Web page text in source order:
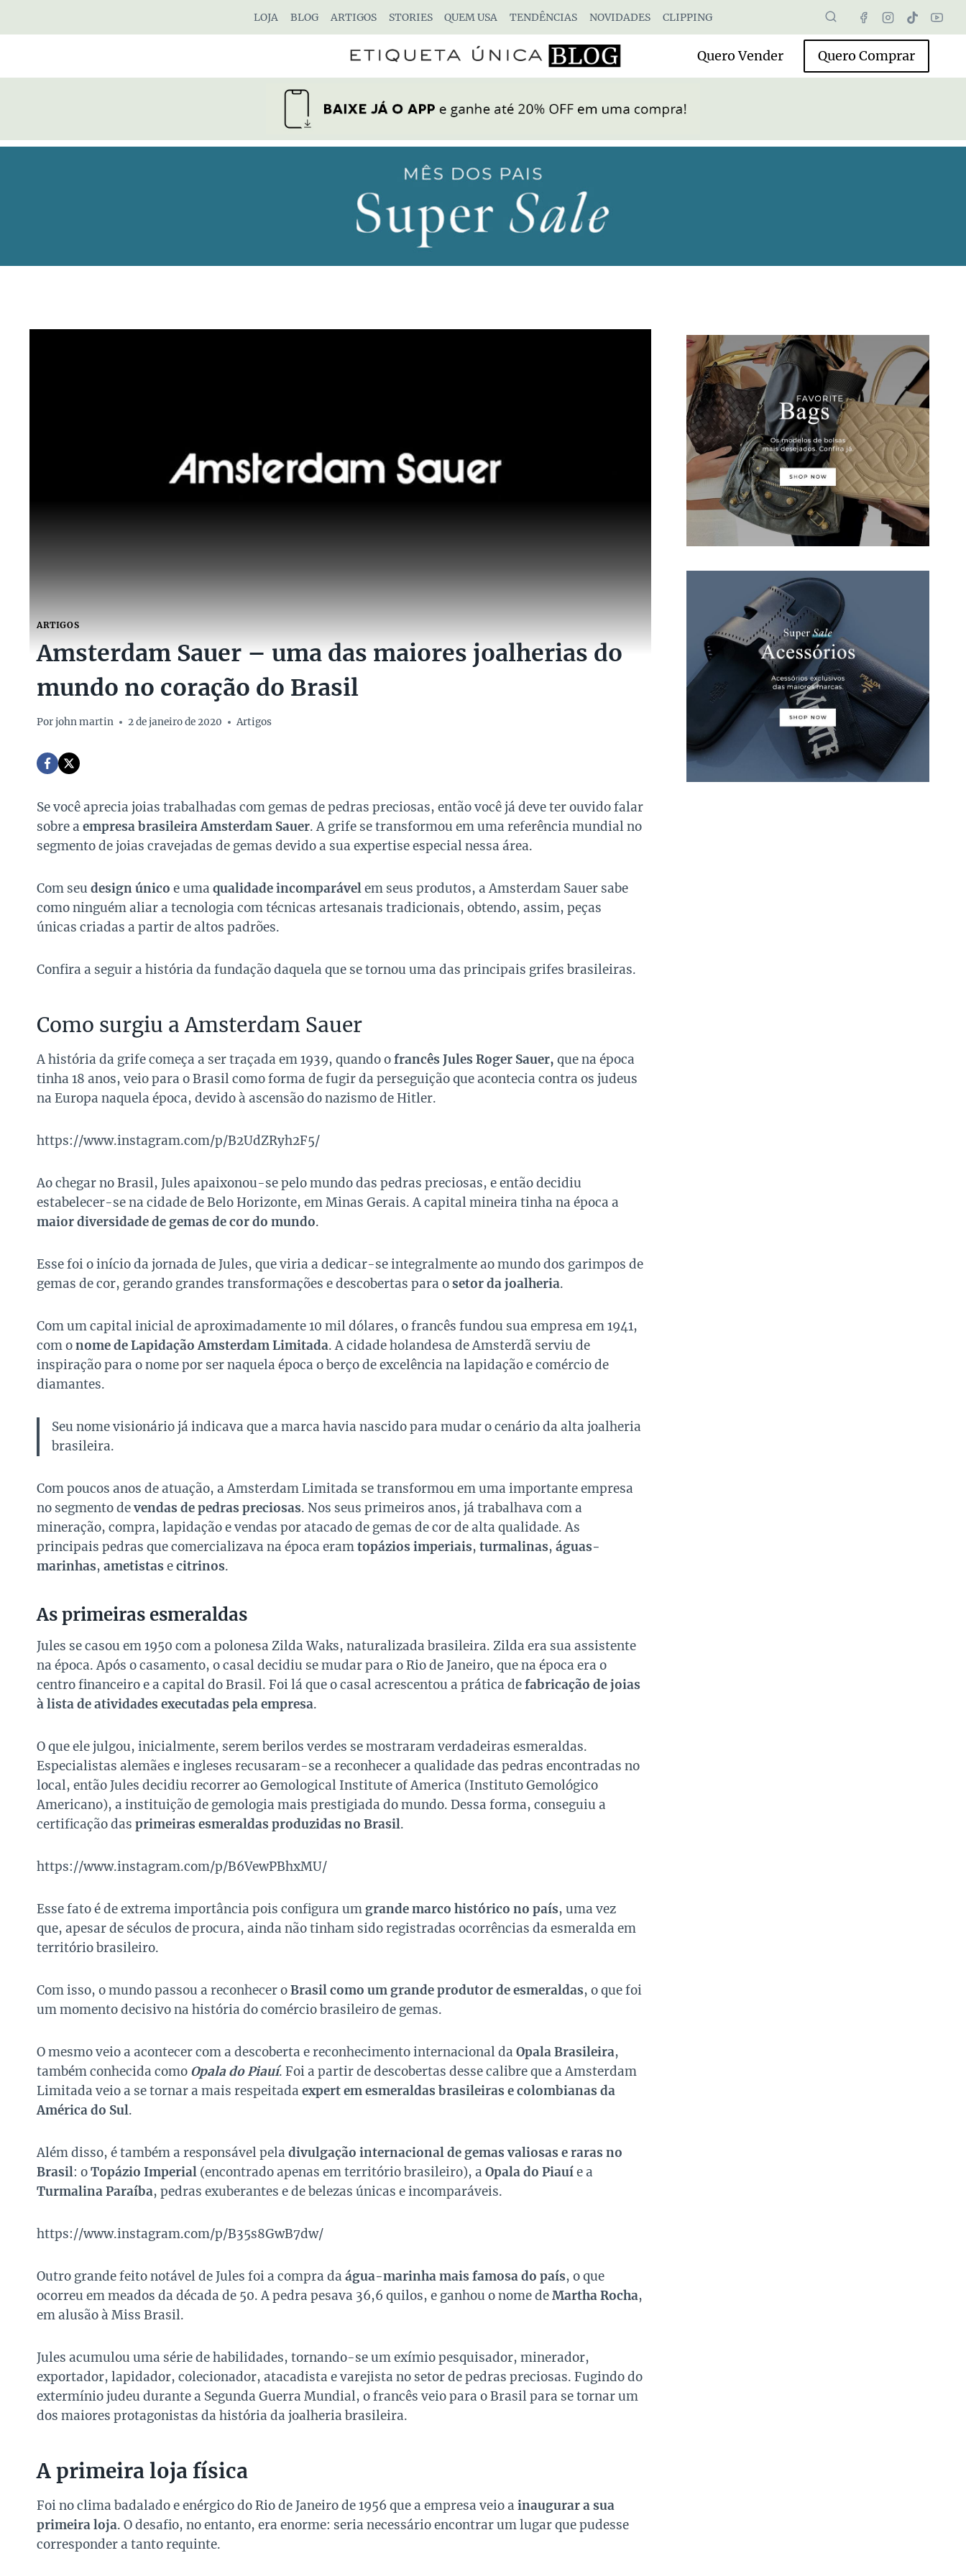
LOJA BLOG ARTIGOS STORIES QUEM USA TENDÊNCIAS NOVIDADES CLIPPING
Quero Vender Quero Comprar
ARTIGOS
Amsterdam Sauer – uma das maiores joalherias do
mundo no coração do Brasil
Porjohn martin 2 de janeiro de 2020 Artigos
Se você aprecia joias trabalhadas com gemas de pedras preciosas, então você já deve ter ouvido falar
sobre a empresa brasileira Amsterdam Sauer. A grife se transformou em uma referência mundial no
segmento de joias cravejadas de gemas devido a sua expertise especial nessa área.
Com seu design único e uma qualidade incomparávelem seus produtos, a Amsterdam Sauer sabe
como ninguém aliar a tecnologia com técnicas artesanais tradicionais, obtendo, assim, peças
únicas criadas a partir de altos padrões.
Confira a seguir a história da fundação daquela que se tornou uma das principais grifes brasileiras.
Como surgiu a Amsterdam Sauer
A história da grife começa a ser traçada em 1939, quando ofrancês Jules Roger Sauer, que na época
tinha 18 anos, veio para o Brasil como forma de fugir da perseguição que acontecia contra os judeus
na Europa naquela época, devido à ascensão do nazismo de Hitler.
https://www.instagram.com/p/B2UdZRyh2F5/
Ao chegar no Brasil, Jules apaixonou-se pelo mundo das pedras preciosas, e então decidiu
estabelecer-se na cidade de Belo Horizonte, em Minas Gerais. A capital mineira tinha na época a
maior diversidade de gemas de cor do mundo.
Esse foi o início da jornada de Jules, que viria a dedicar-se integralmente ao mundo dos garimpos de
gemas de cor, gerando grandes transformações e descobertas para osetor da joalheria.
Com um capital inicial de aproximadamente 10 mil dólares, o francês fundou sua empresa em 1941,
com onome de Lapidação Amsterdam Limitada. A cidade holandesa de Amsterdã serviu de
inspiração para o nome por ser naquela época o berço de excelência na lapidação e comércio de
diamantes.
Seu nome visionário já indicava que a marca havia nascido para mudar o cenário da alta joalheria
brasileira.
Com poucos anos de atuação, a Amsterdam Limitada se transformou em uma importante empresa
no segmento devendas de pedras preciosas. Nos seus primeiros anos, já trabalhava com a
mineração, compra, lapidação e vendas por atacado de gemas de cor de alta qualidade. As
principais pedras que comercializava na época eramtopázios imperiais, turmalinas, águas-
marinhas, ametistas ecitrinos.
As primeiras esmeraldas
Jules se casou em 1950 com a polonesa Zilda Waks, naturalizada brasileira. Zilda era sua assistente
na época. Após o casamento, o casal decidiu se mudar para o Rio de Janeiro, que na época era o
centro financeiro e a capital do Brasil. Foi lá que o casal acrescentou a prática defabricação de joias
à lista de atividades executadas pela empresa.
O que ele julgou, inicialmente, seremberilos verdes se mostraram verdadeiras esmeraldas.
Especialistas alemães e ingleses recusaram-se a reconhecer a qualidade das pedras encontradas no
local, então Jules decidiu recorrer aoGemological Institute of America (Instituto Gemológico
Americano), a instituição de gemologia mais prestigiada do mundo. Dessa forma, conseguiu a
certificação das primeiras esmeraldas produzidas no Brasil.
https://www.instagram.com/p/B6VewPBhxMU/
Esse fato é de extrema importância pois configura um grande marco histórico no país, uma vez
que, apesar de séculos de procura, ainda não tinham sido registradas ocorrências da esmeralda em
território brasileiro.
Com isso, o mundo passou a reconhecer oBrasil como um grande produtor de esmeraldas, o que foi
um momento decisivo na história do comércio brasileiro de gemas.
O mesmo veio a acontecer com a descoberta e reconhecimento internacional da OpalaBrasileira,
também conhecida como Opala do Piauí. Foi a partir de descobertas desse calibre que a Amsterdam
Limitada veio a se tornar a mais respeitada expert em esmeraldas brasileiras e colombianas da
América do Sul.
Além disso, é também a responsável pela divulgação internacional de gemas valiosas e raras no
Brasil: oTopázio Imperial (encontrado apenas em território brasileiro), a Opala do Piauíe a
Turmalina Paraíba, pedras exuberantes e de belezas únicas e incomparáveis.
https://www.instagram.com/p/B35s8GwB7dw/
Outro grande feito notável de Jules foi a compra da água-marinha mais famosa do país, o que
ocorreu em meados da década de 50. A pedra pesava 36,6 quilos, e ganhou o nome deMartha Rocha,
em alusão à Miss Brasil.
Jules acumulou uma série de habilidades, tornando-se um exímio pesquisador, minerador,
exportador, lapidador, colecionador, atacadista e varejista no setor de pedras preciosas. Fugindo do
extermínio judeu durante a Segunda Guerra Mundial, o francês veio para o Brasil para se tornar um
dos maiores protagonistas da história da joalheria brasileira.
A primeira loja física
Foi no clima badalado e enérgico do Rio de Janeiro de 1956 que a empresa veio a inaugurar a sua
primeira loja. O desafio, no entanto, era enorme: seria necessário encontrar um lugar que pudesse
corresponder a tanto requinte.